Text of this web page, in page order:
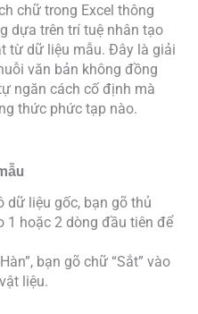
chữ trong Excel thông
dựa trên trí tuệ nhân tạo
từ dữ liệu mẫu. Đây là giải
văn bản không đồng
ngăn cách cố định mà
thức phức tạp nào.
dữ liệu gốc, bạn gõ thủ
1 hoặc 2 dòng đầu tiên để
bạn gõ chữ “Sắt” vào
liệu.